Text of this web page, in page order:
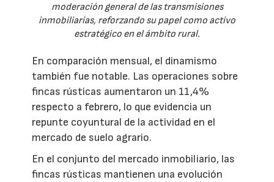
moderación general de las transmisiones
inmobiliarias, reforzando su papel como activo
estratégico en el ámbito rural.
En comparación mensual, el dinamismo
también fue notable. Las operaciones sobre
fincas rústicas aumentaron un 11,4%
respecto a febrero, lo que evidencia un
repunte coyuntural de la actividad en el
mercado de suelo agrario.
En el conjunto del mercado inmobiliario, las
fincas rústicas mantienen una evolución